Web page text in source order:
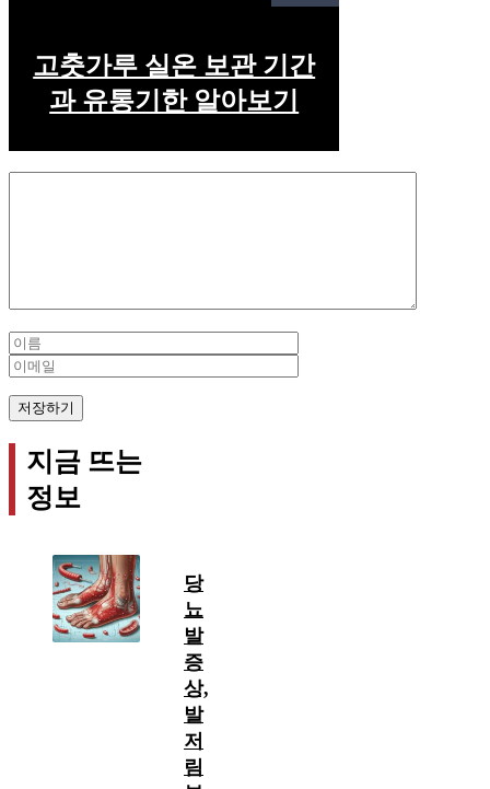
고춧가루 실온 보관 기간
과 유통기한 알아보기
Name
지금 뜨는
정보
당
뇨
발
증
상,
발
저
림